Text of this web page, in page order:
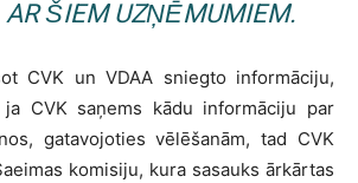
AR ŠIEM UZŅĒMUMIEM.
CVK un VDAA sniegto informāciju,
CVK saņems kādu informāciju par
gatavojoties vēlēšanām, tad CVK
komisiju, kura sasauks ārkārtas